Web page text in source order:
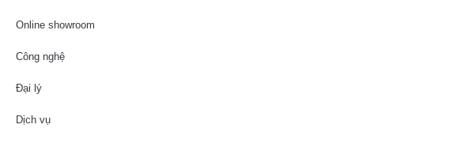
Online showroom
Công nghệ
Đại lý
Dịch vụ